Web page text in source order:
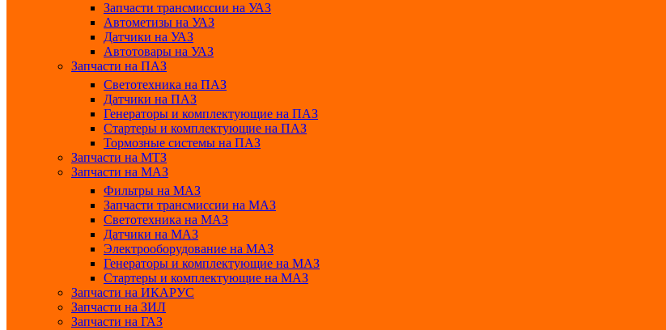
Запчасти трансмиссии на УАЗ
Автометизы на УАЗ
Датчики на УАЗ
Автотовары на УАЗ
Запчасти на ПАЗ
Светотехника на ПАЗ
Датчики на ПАЗ
Генераторы и комплектующие на ПАЗ
Стартеры и комплектующие на ПАЗ
Тормозные системы на ПАЗ
Запчасти на МТЗ
Запчасти на МАЗ
Фильтры на МАЗ
Запчасти трансмиссии на МАЗ
Светотехника на МАЗ
Датчики на МАЗ
Электрооборудование на МАЗ
Генераторы и комплектующие на МАЗ
Стартеры и комплектующие на МАЗ
Запчасти на ИКАРУС
Запчасти на ЗИЛ
Запчасти на ГАЗ